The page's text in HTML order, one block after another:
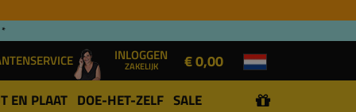
INLOGGEN
ZAKELIJK € 0,00
EN PLAAT DOE-HET-ZELF SALE